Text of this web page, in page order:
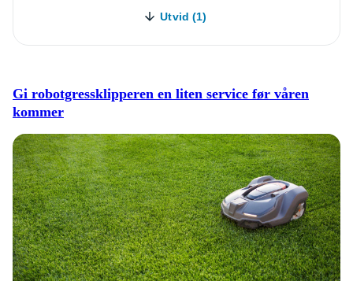
Utvid (1)
Gi robotgressklipperen en liten service før våren
kommer